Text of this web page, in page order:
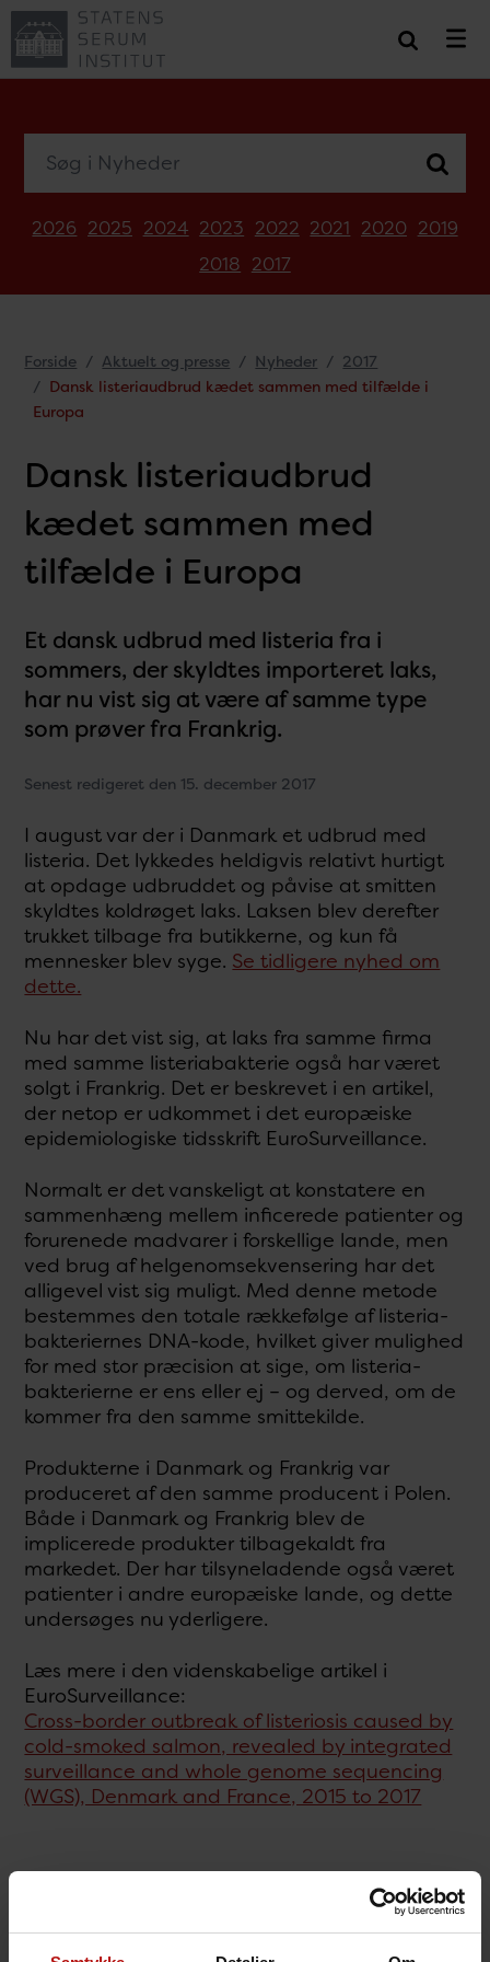
2026 2025 2024 2023 2022 2021 2020 2019
2018 2017
Forside Aktuelt og presse Nyheder
2017
Dansk listeriaudbrud kædet sammen med tilfælde i
Europa
Dansk listeriaudbrud
kædet sammen med
tilfælde i Europa
Et dansk udbrud med listeria fra i
sommers, der skyldtes importeret laks,
har nu vist sig at være af samme type
som prøver fra Frankrig.
Senest redigeret den 15. december 2017
I august var der i Danmark et udbrud med
listeria. Det lykkedes heldigvis relativt hurtigt
at opdage udbruddet og påvise at smitten
skyldtes koldrøget laks. Laksen blev derefter
trukket tilbage fra butikkerne, og kun få
mennesker blev syge. Se tidligere nyhed om
dette.
Nu har det vist sig, at laks fra samme firma
med samme listeriabakterie også har været
solgt i Frankrig. Det er beskrevet i en artikel,
der netop er udkommet i det europæiske
epidemiologiske tidsskrift EuroSurveillance.
Normalt er det vanskeligt at konstatere en
sammenhæng mellem inficerede patienter og
forurenede madvarer i forskellige lande, men
ved brug af helgenomsekvensering har det
alligevel vist sig muligt. Med denne metode
bestemmes den totale rækkefølge af listeria-
bakteriernes DNA-kode, hvilket giver mulighed
for med stor præcision at sige, om listeria-
bakterierne er ens eller ej – og derved, om de
kommer fra den samme smittekilde.
Produkterne i Danmark og Frankrig var
produceret af den samme producent i Polen.
Både i Danmark og Frankrig blev de
implicerede produkter tilbagekaldt fra
markedet. Der har tilsyneladende også været
patienter i andre europæiske lande, og dette
undersøges nu yderligere.
Læs mere i den videnskabelige artikel i
EuroSurveillance:
Cross-border outbreak of listeriosis caused by
cold-smoked salmon, revealed by integrated
surveillance and whole genome sequencing
(WGS), Denmark and France, 2015 to 2017